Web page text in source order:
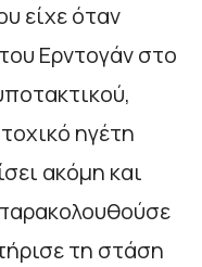
είχε όταν
Ερντογάν στο
ηγέτη
ακόμη και
τη στάση